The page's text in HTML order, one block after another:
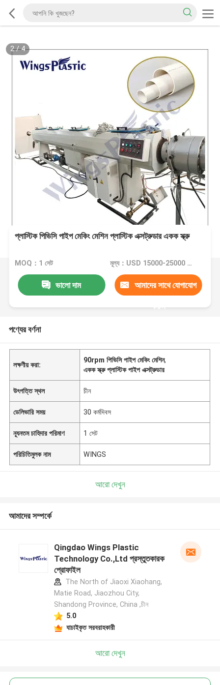
2/4
প্লাস্টিক পিভিসি পাইপ মেকিং মেশিন প্লাস্টিক এক্সট্রুডার একক স্ক্রু
MOQ：1 সেট মূল্য：USD 15000-25000 per set
ভালো দাম আমাদের সাথে যোগাযোগ
করুন
পণ্যের বর্ণনা
লক্ষণীয় করা:
90rpm পিভিসি পাইপ মেকিং মেশিন,
একক স্ক্রু প্লাস্টিক পাইপ এক্সট্রুডার
উৎপত্তি স্থল চীন
ডেলিভারি সময় 30 কর্মদিবস
ন্যূনতম চাহিদার পরিমাণ 1 সেট
পরিচিতিমুলক নাম WINGS
আরো দেখুন
আমাদের সম্পর্কে
Qingdao Wings Plastic
Technology Co.,Ltd প্রস্তুতকারক
প্রোফাইল
The North of Jiaoxi Xiaohang,
Matie Road, Jiaozhou City,
Shandong Province, China ,চীন
5.0
যাচাইকৃত সরবরাহকারী
আরো দেখুন